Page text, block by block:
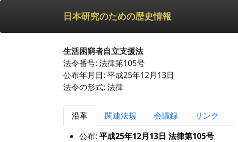
日本研究のための歴史情報
生活困窮者自立支援法
法令番号: 法律第105号
公布年月日: 平成25年12月13日
法令の形式: 法律
沿革 関連法規 会議録
リンク
公布: 平成25年12月13日 法律第105号